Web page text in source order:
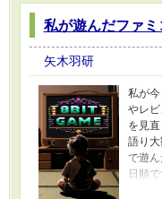
私が遊んだファミ
矢木羽研
私が
やレ
を見
語り
で遊
日順
ませ